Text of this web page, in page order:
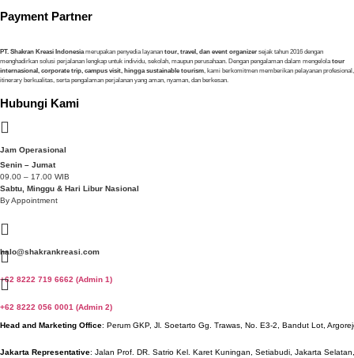
Payment Partner
PT. Shakran Kreasi Indonesia merupakan penyedia layanan tour, travel, dan event organizer sejak tahun 2016 dengan
menghadirkan solusi perjalanan lengkap untuk individu, sekolah, maupun perusahaan. Dengan pengalaman dalam mengelola tour
internasional, corporate trip, campus visit, hingga sustainable tourism , kami berkomitmen memberikan pelayanan profesional,
itinerary berkualitas, serta pengalaman perjalanan yang aman, nyaman, dan berkesan.
Hubungi Kami
Jam Operasional
Senin – Jumat
09.00 – 17.00 WIB
Sabtu, Minggu & Hari Libur Nasional
By Appointment
halo@shakrankreasi.com
+62 8222 719 6662 (Admin 1)
+62 8222 056 0001 (Admin 2)
Head and Marketing Office: Perum GKP, Jl. Soetarto Gg. Trawas, No. E3-2, Bandut Lot,
Jakarta Representative: Jalan Prof. DR. Satrio Kel. Karet Kuningan, Setiabudi, Jakarta